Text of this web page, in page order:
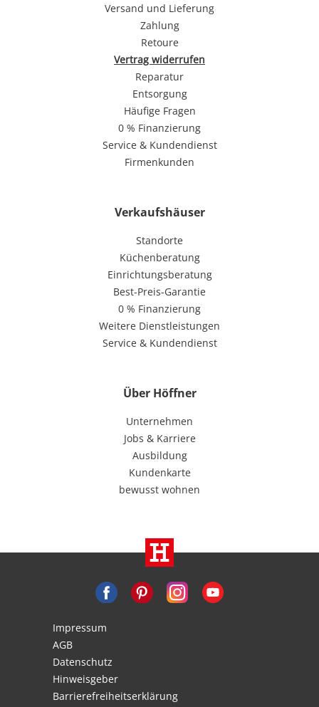
Versand und Lieferung
Zahlung
Retoure
Vertrag widerrufen
Reparatur
Entsorgung
Häufige Fragen
0 % Finanzierung
Service & Kundendienst
Firmenkunden
Verkaufshäuser
Standorte
Küchenberatung
Einrichtungsberatung
Best-Preis-Garantie
0 % Finanzierung
Weitere Dienstleistungen
Service & Kundendienst
Über Höffner
Unternehmen
Jobs & Karriere
Ausbildung
Kundenkarte
bewusst wohnen
Impressum
AGB
Datenschutz
Hinweisgeber
Barrierefreiheitserklärung